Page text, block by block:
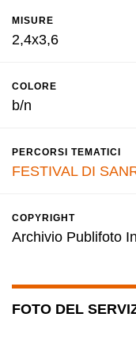
MISURE
2,4x3,6
COLORE
b/n
PERCORSI TEMATICI
FESTIVAL DI
COPYRIGHT
Archivio Publifoto
FOTO DEL